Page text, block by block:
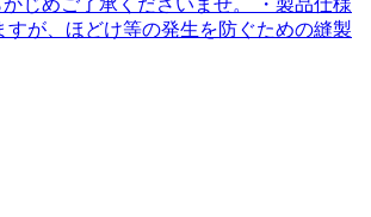
じめご了承くださいませ。 ・製品仕様
が、ほどけ等の発生を防ぐための縫製